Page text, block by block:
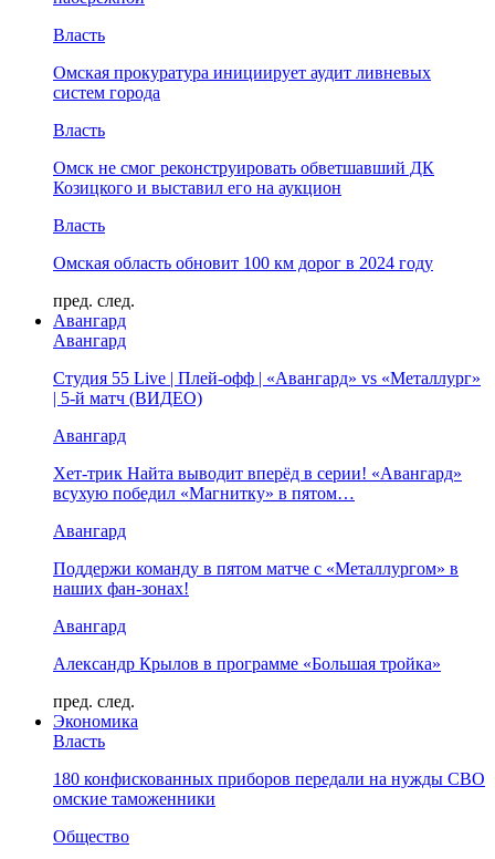
Власть
Омская прокуратура инициирует аудит ливневых
систем города
Власть
Омск не смог реконструировать обветшавший ДК
Козицкого и выставил его на аукцион
Власть
Омская область обновит 100 км дорог в 2024 году
пред. след.
Авангард
Авангард
Студия 55 Live | Плей-офф | «Авангард» vs «Металлург»
| 5-й матч (ВИДЕО)
Авангард
Хет-трик Найта выводит вперёд в серии! «Авангард»
всухую победил «Магнитку» в пятом…
Авангард
Поддержи команду в пятом матче с «Металлургом» в
наших фан-зонах!
Авангард
Александр Крылов в программе «Большая тройка»
пред. след.
Экономика
Власть
180 конфискованных приборов передали на нужды СВО
омские таможенники
Общество